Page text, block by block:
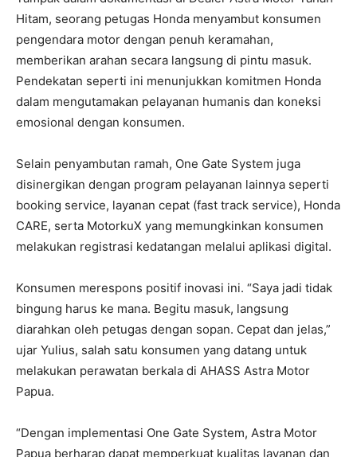
Hitam, seorang petugas Honda menyambut konsumen
pengendara motor dengan penuh keramahan,
memberikan arahan secara langsung di pintu masuk.
Pendekatan seperti ini menunjukkan komitmen Honda
dalam mengutamakan pelayanan humanis dan koneksi
emosional dengan konsumen.
Selain penyambutan ramah, One Gate System juga
disinergikan dengan program pelayanan lainnya seperti
booking service, layanan cepat (fast track service), Honda
CARE, serta MotorkuX yang memungkinkan konsumen
melakukan registrasi kedatangan melalui aplikasi digital.
Konsumen merespons positif inovasi ini. “Saya jadi tidak
bingung harus ke mana. Begitu masuk, langsung
diarahkan oleh petugas dengan sopan. Cepat dan jelas,”
ujar Yulius, salah satu konsumen yang datang untuk
melakukan perawatan berkala di AHASS Astra Motor
Papua.
“Dengan implementasi One Gate System, Astra Motor
Papua berharap dapat memperkuat kualitas layanan dan